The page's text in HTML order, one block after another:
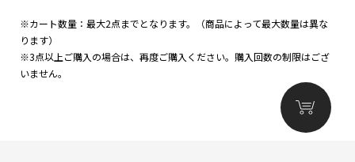
※カート数量：最大2点までとなります。（商品によって最大数量は異な
ります）
※3点以上ご購入の場合は、再度ご購入ください。購入回数の制限はござ
いません。